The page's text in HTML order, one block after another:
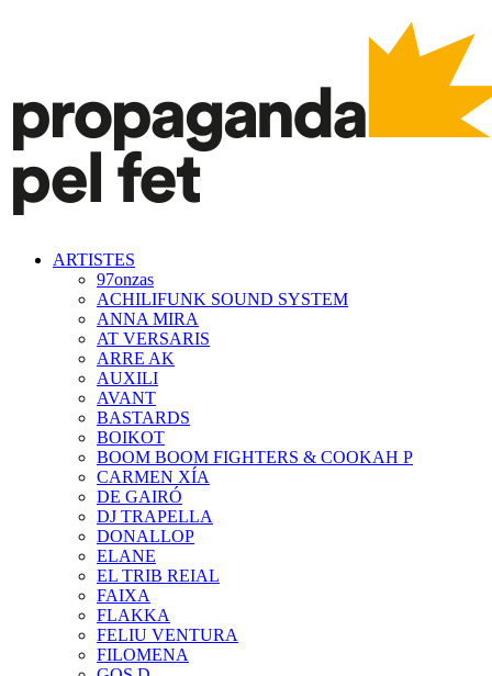
ARTISTES
97onzas
ACHILIFUNK SOUND SYSTEM
ANNA MIRA
AT VERSARIS
ARRE AK
AUXILI
AVANT
BASTARDS
BOIKOT
BOOM BOOM FIGHTERS & COOKAH P
CARMEN XÍA
DE GAIRÓ
DJ TRAPELLA
DONALLOP
ELANE
EL TRIB REIAL
FAIXA
FLAKKA
FELIU VENTURA
FILOMENA